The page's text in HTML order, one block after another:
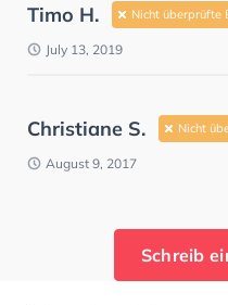
Timo H. Nicht überprüfte
July 13, 2019
Christiane S. Nicht
August 9, 2017
Schreib